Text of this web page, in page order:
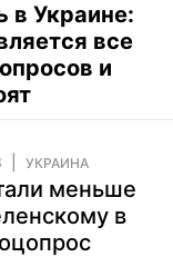
в Украине:
все
и
УКРАИНА
меньше
в